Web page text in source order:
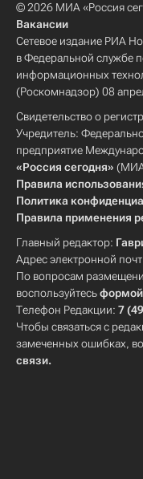
© 2026 МИА «Россия
Вакансии
Сетевое издание РИА
в Федеральной службе
информационных
(Роскомнадзор) 08
Свидетельство о
Учредитель:
предприятие
«Россия сегодня» (МИА
Правила
Политика
Правила применения
Главный редактор:
Адрес электронной
По вопросам
воспользуйтесьформой
Телефон Редакции: 7
Чтобы связаться с
замеченных ошибках,
связи.